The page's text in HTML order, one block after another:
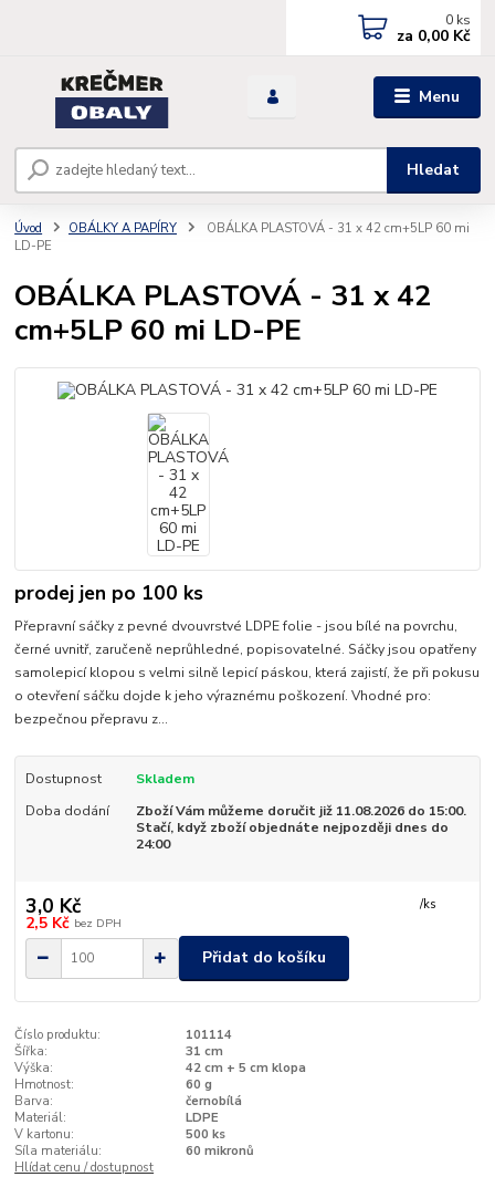
Menu
Hledat
0 ks
za 0,00 Kč
Úvod OBÁLKY A PAPÍRY
OBÁLKA PLASTOVÁ - 31 x 42 cm+5LP 60 mi
LD-PE
OBÁLKA PLASTOVÁ - 31 x 42
cm+5LP 60 mi LD-PE
prodej jen po 100 ks
Přepravní sáčky z pevné dvouvrstvé LDPE folie - jsou bílé na povrchu,
černé uvnitř, zaručeně neprůhledné, popisovatelné. Sáčky jsou opatřeny
samolepicí klopou s velmi silně lepicí páskou, která zajistí, že při pokusu
o otevření sáčku dojde k jeho výraznému poškození. Vhodné pro:
bezpečnou přepravu z...
Dostupnost
Skladem
Doba dodání
Zboží Vám můžeme doručit již 11.08.2026 do 15:00.
Stačí, když zboží objednáte nejpozději dnes do
24:00
3,0 Kč /ks
2,5 Kč bez DPH
Přidat do košíku
Číslo produktu:
101114
Šířka:
31 cm
Výška:
42 cm + 5 cm klopa
Hmotnost:
60 g
Barva:
černobílá
Materiál:
LDPE
V kartonu:
500 ks
Síla materiálu:
60 mikronů
Hlídat cenu / dostupnost